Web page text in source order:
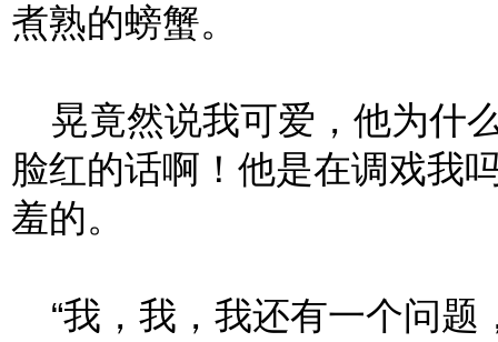
煮熟的螃蟹。
晃竟然说我可爱，他为什
脸红的话啊！他是在调戏我
羞的。
“我，我，我还有一个问题